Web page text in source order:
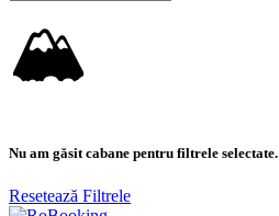
🏔
Nu am găsit cabane pentru filtrele selectate.
Resetează Filtrele